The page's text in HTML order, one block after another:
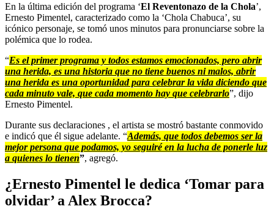
En la última edición del programa ‘El Reventonazo de la Chola’,
Ernesto Pimentel, caracterizado como la ‘Chola Chabuca’, su
icónico personaje, se tomó unos minutos para pronunciarse sobre la
polémica que lo rodea.
“Es el primer programa y todos estamos emocionados, pero abrir
una herida, es una historia que no tiene buenos ni malos, abrir
una herida es una oportunidad para celebrar la vida diciendo que
cada minuto vale, que cada momento hay que celebrarlo”, dijo
Ernesto Pimentel.
Durante sus declaraciones , el artista se mostró bastante conmovido
e indicó que él sigue adelante. “Además, que todos debemos ser la
mejor persona que podamos, yo seguiré en la lucha de ponerle luz
a quienes lo tienen”, agregó.
¿Ernesto Pimentel le dedica ‘Tomar para
olvidar’ a Alex Brocca?